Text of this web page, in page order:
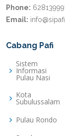
Phone:
Email:
Cabang Pafi
Sistem
Informasi
Pulau Nasi
Kota
Subulussalam
Pulau Rondo